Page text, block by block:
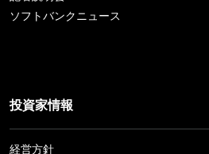
ソフトバンクニュース
投資家情報
経営方針